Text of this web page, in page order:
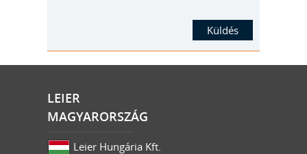
LEIER
MAGYARORSZÁG
Leier Hungária Kft.